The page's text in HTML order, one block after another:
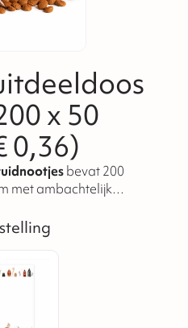
x 50
0,36)
bevat 200
met ambachtelijk
om uit te delen tijdens de
evenementen,
Knapperig, kruidig en